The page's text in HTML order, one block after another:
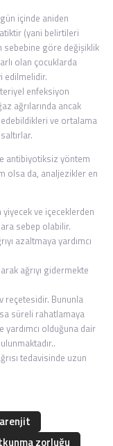
içinde aniden
(yani belirtileri
sebebine göre değişiklik
olan çocuklarda
edilmelidir.
enfeksiyon
ağrılarında ancak
ve ortalama
antibiyotiksiz yöntem
olsa da, analjezikler en
ve içeceklerden
sebep olabilir.
azaltmaya yardımcı
ağrıyı gidermekte
reçetesidir. Bununla
süreli rahatlamaya
yardımcı olduğuna dair
tedavisinde uzun
zorluğu